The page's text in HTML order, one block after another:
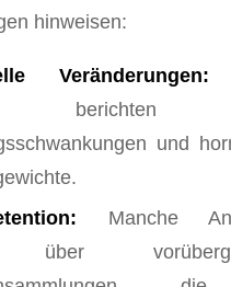
hinweisen:
Veränderungen:
berichten
und
Manche
über